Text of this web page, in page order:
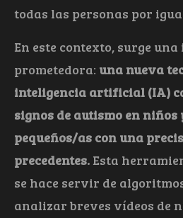
todas las personas por
En este contexto, surge
prometedora: una nueva
inteligencia artificial (IA)
signos de autismo en niños
pequeños/as con una
precedentes. Esta
se hace servir de
analizar breves vídeos de